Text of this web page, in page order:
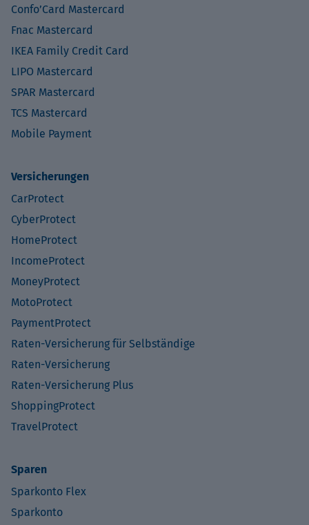
Confo’Card Mastercard
Fnac Mastercard
IKEA Family Credit Card
LIPO Mastercard
SPAR Mastercard
TCS Mastercard
Mobile Payment
Versicherungen
CarProtect
CyberProtect
HomeProtect
IncomeProtect
MoneyProtect
MotoProtect
PaymentProtect
Raten-Versicherung für Selbständige
Raten-Versicherung
Raten-Versicherung Plus
ShoppingProtect
TravelProtect
Sparen
Sparkonto Flex
Sparkonto